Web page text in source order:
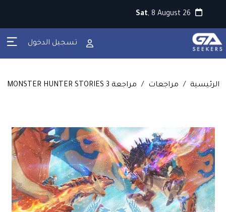
Sat, 8 August 26
تسجيل الدخول
الرئيسية / مراجعات / مراجعة MONSTER HUNTER STORIES 3